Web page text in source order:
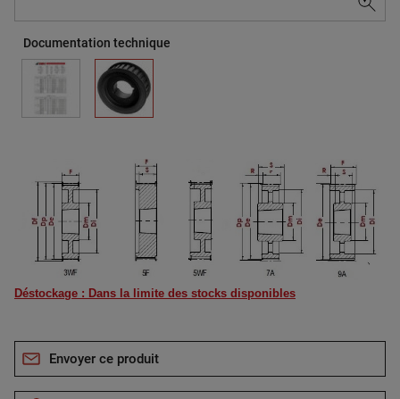
Documentation technique
Déstockage : Dans la limite des stocks disponibles
Envoyer ce produit